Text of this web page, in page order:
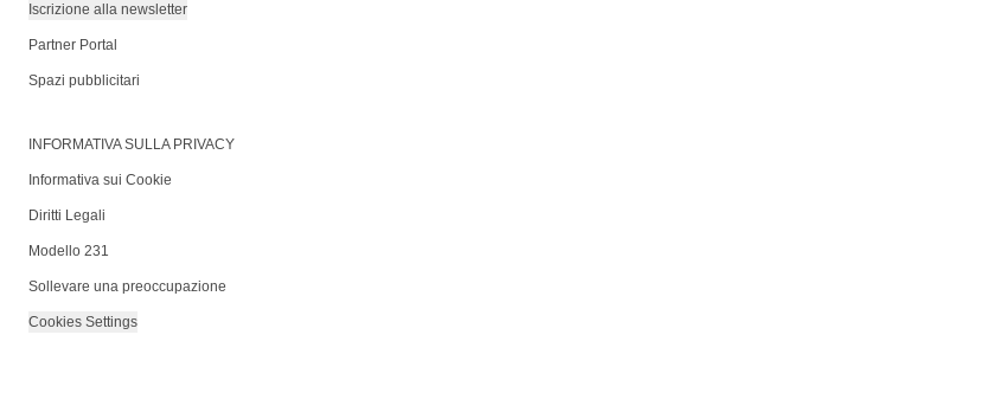
Iscrizione alla newsletter
Partner Portal
Spazi pubblicitari
INFORMATIVA SULLA PRIVACY
Informativa sui Cookie
Diritti Legali
Modello 231
Sollevare una preoccupazione
Cookies Settings